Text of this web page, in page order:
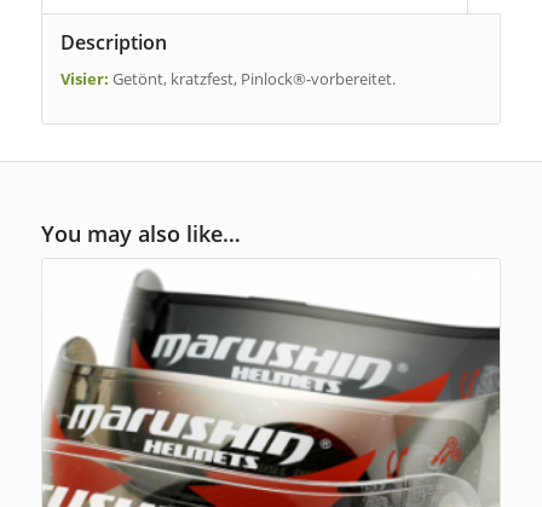
Description
Visier: Getönt, kratzfest, Pinlock®-vorbereitet.
You may also like…